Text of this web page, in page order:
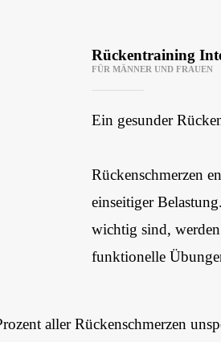
Rückentraining
FÜR MÄNNER UND FRAUEN
Ein gesunder
Rückenschmerzen
einseitiger
wichtig sind,
funktionelle
aller Rückenschmerzen